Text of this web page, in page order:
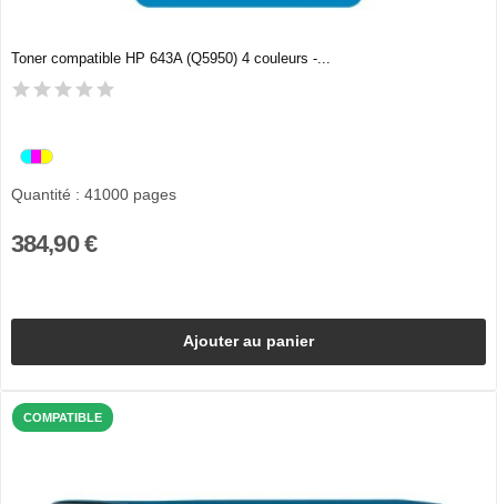
Toner compatible HP 643A (Q5950) 4 couleurs -...
Quantité : 41000 pages
384,90 €
Ajouter au panier
COMPATIBLE